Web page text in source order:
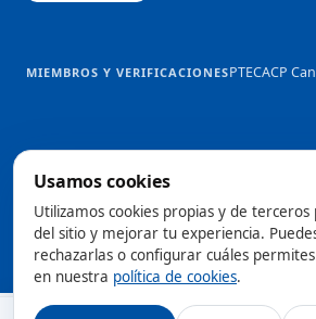
MIEMBROS Y VERIFICACIONESPTECACP
@2026 Trowelapp
Aviso legalTérminos y condicionesPrivacidad
Configurar cookies
Hecho con ❤️ desde Cantabria, España
Usamos cookies
Utilizamos cookies propias y de
del sitio y mejorar tu experiencia.
rechazarlas o configurar cuáles
en nuestra política de cookies.